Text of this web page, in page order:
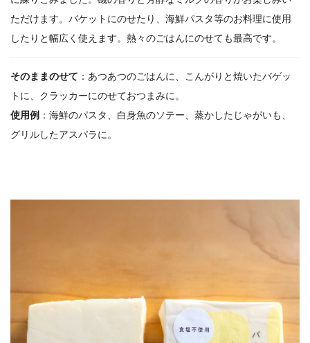
ただけます。バケットにのせたり、海鮮パスタ等のお料理に使用
したりと幅広く使えます。熱々のごはんにのせても最高です。
そのままのせて ：あつあつのごはんに、こんがりと焼いたバゲッ
トに、クラッカーにのせておつまみに。
使用例 ：海鮮のパスタ、白身魚のソテー、蒸かしたじゃがいも、
グリルしたアスパラに。